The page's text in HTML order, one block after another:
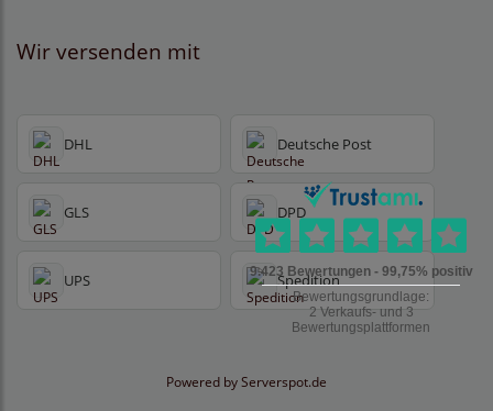
Wir versenden mit
DHL Deutsche Post
GLS DPD
UPS Spedition
Powered byServerspot.de